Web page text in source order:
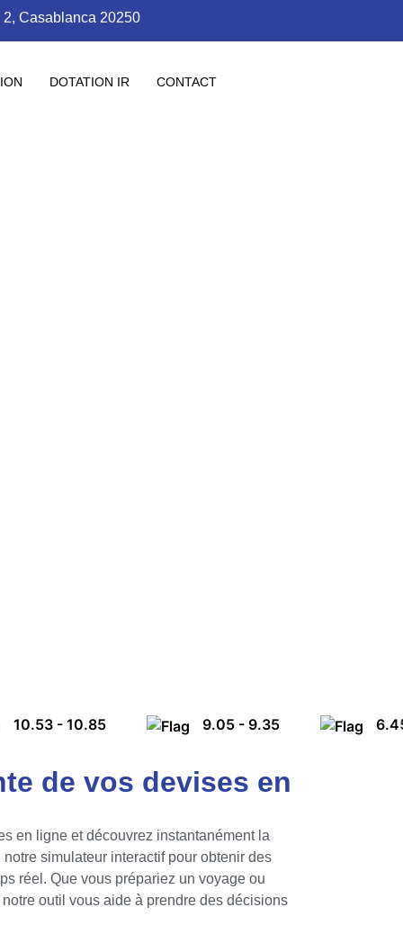
Casablanca 20250
DOTATION IR CONTACT
9.05 - 9.35 6.45 - 6.83
de vos devises en
en ligne et découvrez instantanément la
simulateur interactif pour obtenir des
réel. Que vous prépariez un voyage ou
outil vous aide à prendre des décisions